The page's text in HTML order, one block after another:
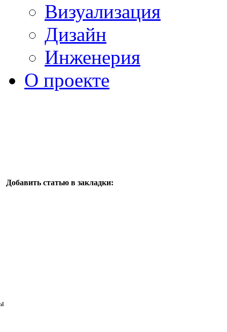
Визуализация
Дизайн
Инженерия
О проекте
Добавить статью в закладки: